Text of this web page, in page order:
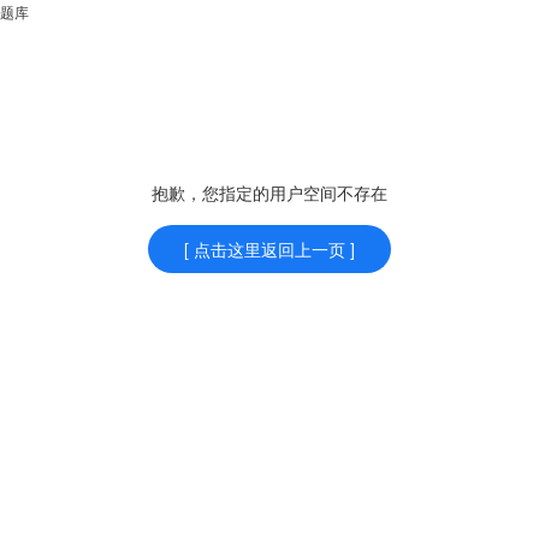
题库
抱歉，您指定的用户空间不存在
[ 点击这里返回上一页 ]